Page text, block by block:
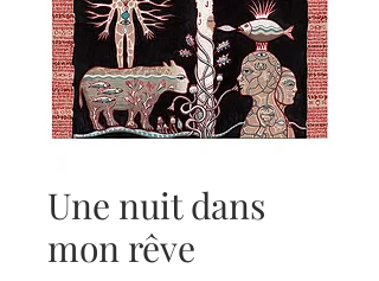
Une nuit dans
mon rêve